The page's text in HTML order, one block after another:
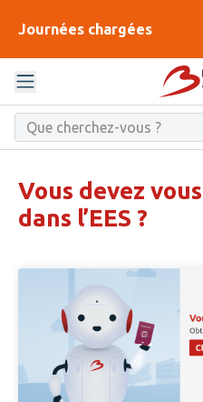
Journées chargées
Vous devez
dans l’EES ?